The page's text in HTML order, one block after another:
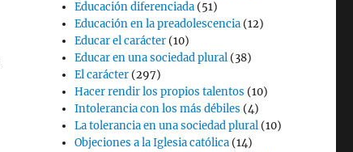
Educación diferenciada (51)
Educación en la preadolescencia (12)
Educar el carácter (10)
Educar en una sociedad plural (38)
El carácter (297)
Hacer rendir los propios talentos (10)
Intolerancia con los más débiles (4)
La tolerancia en una sociedad plural (10)
Objeciones a la Iglesia católica (14)